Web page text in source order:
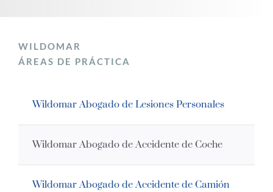
WILDOMAR
ÁREAS DE PRÁCTICA
Wildomar Abogado de Lesiones Personales
Wildomar Abogado de Accidente de Coche
Wildomar Abogado de Accidente de Camión